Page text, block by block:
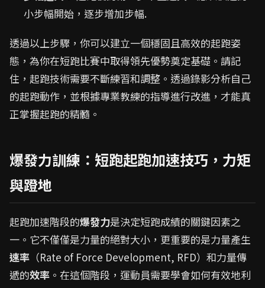
小步幅開始，逐步增加步幅.
透過以上步驟，你可以建立一個穩固且高效的起跑姿
態，為你在短跑比賽中取得領先優勢奠定基礎。請記
住，起跑技術需要不斷練習和調整。透過錄影分析自己
的起跑動作，並根據專業教練的指導進行改進，才能真
正掌握起跑的精髓。
爆發力訓練：短跑起跑加速技巧，力矩
與蹬地
起跑加速階段的爆發力是決定短跑成績的關鍵因素之
一。它不僅僅是力量的絕對大小，更重要的是力量產生
速率 （Rate of Force Development, RFD）和力量傳
遞的效率 。在這個階段，運動員需要學會如何有效地利